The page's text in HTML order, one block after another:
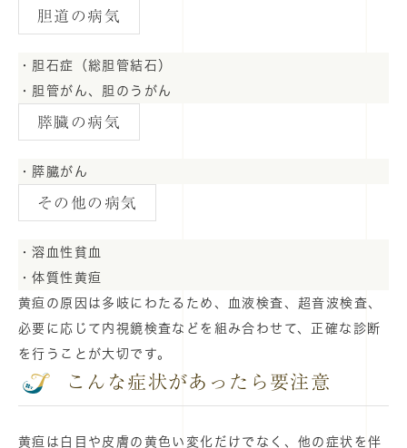
胆道の病気
・胆石症（総胆管結石）
・胆管がん、胆のうがん
膵臓の病気
・膵臓がん
その他の病気
・溶血性貧血
・体質性黄疸
黄疸の原因は多岐にわたるため、血液検査、超音波検査、
必要に応じて内視鏡検査などを組み合わせて、正確な診断
を行うことが大切です。
こんな症状があったら要注意
黄疸は白目や皮膚の黄色い変化だけでなく、他の症状を伴